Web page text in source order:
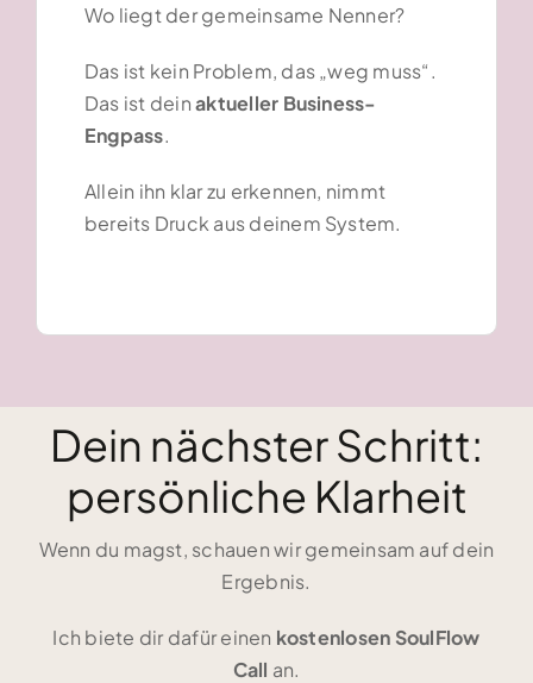
Wo liegt der gemeinsame Nenner?
Das ist kein Problem, das „weg muss“.
Das ist deinaktueller Business-
Engpass.
Allein ihn klar zu erkennen, nimmt
bereits Druck aus deinem System.
Dein nächster Schritt:
persönliche Klarheit
Wenn du magst, schauen wir gemeinsam auf dein
Ergebnis.
Ich biete dir dafür einen kostenlosen SoulFlow
Call an.